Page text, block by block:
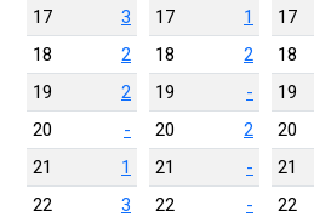
17
3
18
2
19
2
20
-
21
1
22
3
17
1
18
2
19
-
20
2
21
-
22
-
17
18
19
20
21
22